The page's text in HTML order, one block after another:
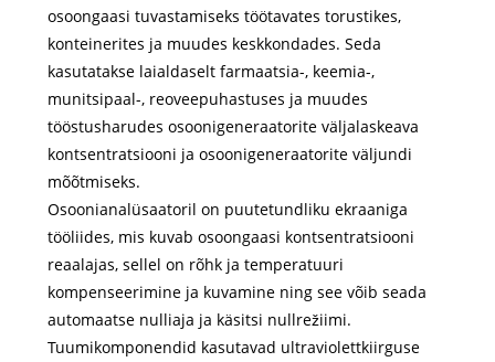
osoongaasi tuvastamiseks töötavates torustikes,
konteinerites ja muudes keskkondades. Seda
kasutatakse laialdaselt farmaatsia-, keemia-,
munitsipaal-, reoveepuhastuses ja muudes
tööstusharudes osoonigeneraatorite väljalaskeava
kontsentratsiooni ja osoonigeneraatorite väljundi
mõõtmiseks.
Osoonianalüsaatoril on puutetundliku ekraaniga
tööliides, mis kuvab osoongaasi kontsentratsiooni
reaalajas, sellel on rõhk ja temperatuuri
kompenseerimine ja kuvamine ning see võib seada
automaatse nulliaja ja käsitsi nullrežiimi.
Tuumikomponendid kasutavad ultraviolettkiirguse